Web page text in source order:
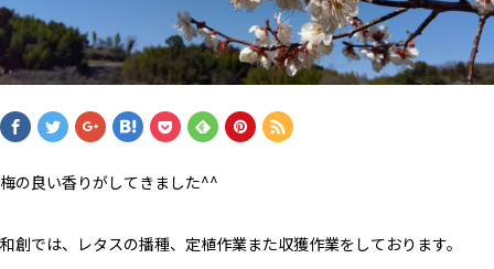
梅の良い香りがしてきました^^
和創では、レタスの播種、定植作業また収獲作業をしております。